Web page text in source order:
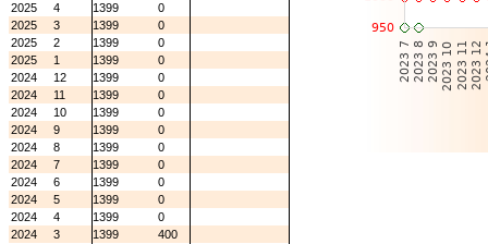
2025
4 1399
0
2025
3 1399
0
2025
2 1399
0
2025
1 1399
0
2024
12 1399
0
2024
11 1399
0
2024
10 1399
0
2024
9 1399
0
2024
8 1399
0
2024
7 1399
0
2024
6 1399
0
2024
5 1399
0
2024
4 1399
0
2024
3 1399
400